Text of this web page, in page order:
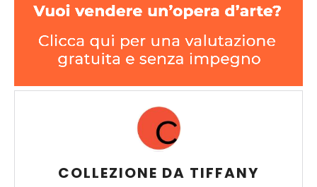
COLLEZIONE DA TIFFANY